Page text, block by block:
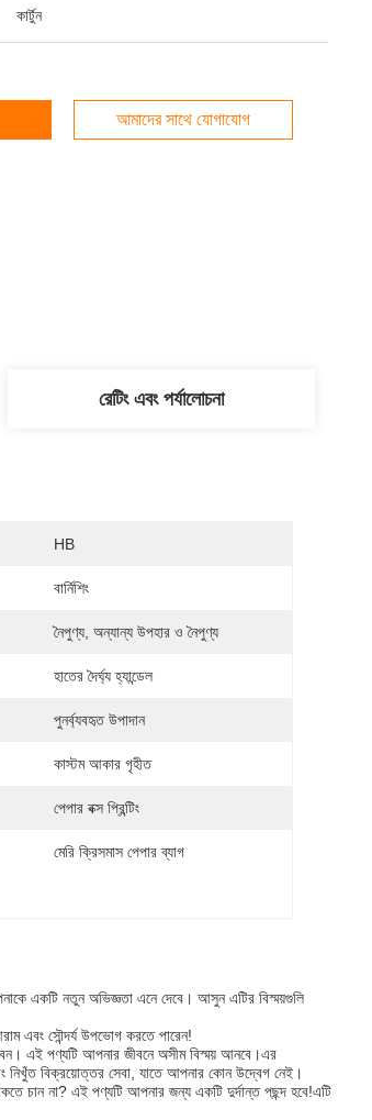
কার্টুন
আমাদের সাথে যোগাযোগ
রেটিং এবং পর্যালোচনা
HB
বার্নিশিং
নৈপুণ্য, অন্যান্য উপহার ও নৈপুণ্য
হাতের দৈর্ঘ্য হ্যান্ডেল
পুনর্ব্যবহৃত উপাদান
কাস্টম আকার গৃহীত
পেপার বক্স প্রিন্টিং
মেরি ক্রিসমাস পেপার ব্যাগ
একটি নতুন অভিজ্ঞতা এনে দেবে। আসুন এটির বিস্ময়গুলি
এবং সৌন্দর্য উপভোগ করতে পারেন!
এই পণ্যটি আপনার জীবনে অসীম বিস্ময় আনবে।এর
নিখুঁত বিক্রয়োত্তর সেবা, যাতে আপনার কোন উদ্বেগ নেই।
চান না? এই পণ্যটি আপনার জন্য একটি দুর্দান্ত পছন্দ হবে!এটি